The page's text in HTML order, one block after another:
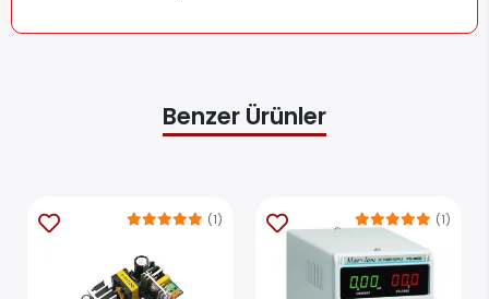
Benzer Ürünler
(1) (1)